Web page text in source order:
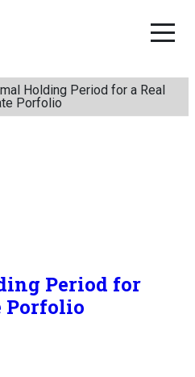
Holding Period for a Real
Porfolio
Period for
Porfolio